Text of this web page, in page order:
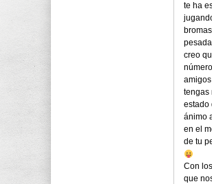
te ha
bromas
creo
tengas
estado
ánimo
en el
de tu
Con
que